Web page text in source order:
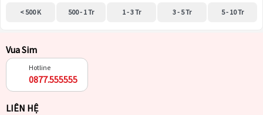
< 500 K 500 - 1 Tr 1 - 3 Tr 3 - 5 Tr 5 - 10 Tr
Vua Sim
Hotline
0877.555555
LIÊN HỆ